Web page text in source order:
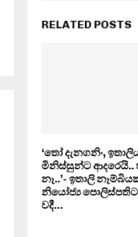
RELATED POSTS
‘තෝ දැනගනිං,
මිනිස්සුන්ට ආදරෙයි..
නෑ..’- ඉතාලි
නියෝජ්‍ය
වදී…